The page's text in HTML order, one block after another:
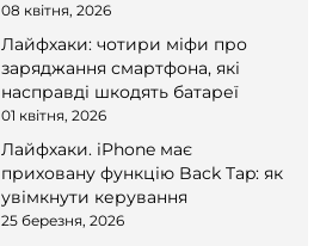
08 квітня, 2026
Лайфхаки: чотири міфи про
заряджання смартфона, які
насправді шкодять батареї
01 квітня, 2026
Лайфхаки. iPhone має
приховану функцію Back Tap: як
увімкнути керування
25 березня, 2026